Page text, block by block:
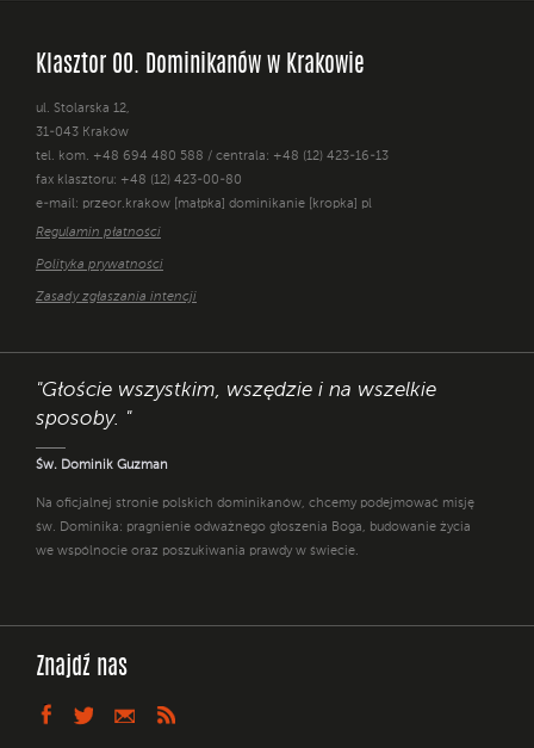
Klasztor OO. Dominikanów w Krakowie
ul. Stolarska 12,
31-043 Kraków
tel. kom. +48 694 480 588 / centrala: +48 (12) 423-16-13
fax klasztoru: +48 (12) 423-00-80
e-mail: przeor.krakow [małpka] dominikanie [kropka] pl
Regulamin płatności
Polityka prywatności
Zasady zgłaszania intencji
"Głoście wszystkim, wszędzie i na wszelkie
sposoby. "
Św. Dominik Guzman
Na oficjalnej stronie polskich dominikanów, chcemy podejmować misję
św. Dominika: pragnienie odważnego głoszenia Boga, budowanie życia
we wspólnocie oraz poszukiwania prawdy w świecie.
Znajdź nas